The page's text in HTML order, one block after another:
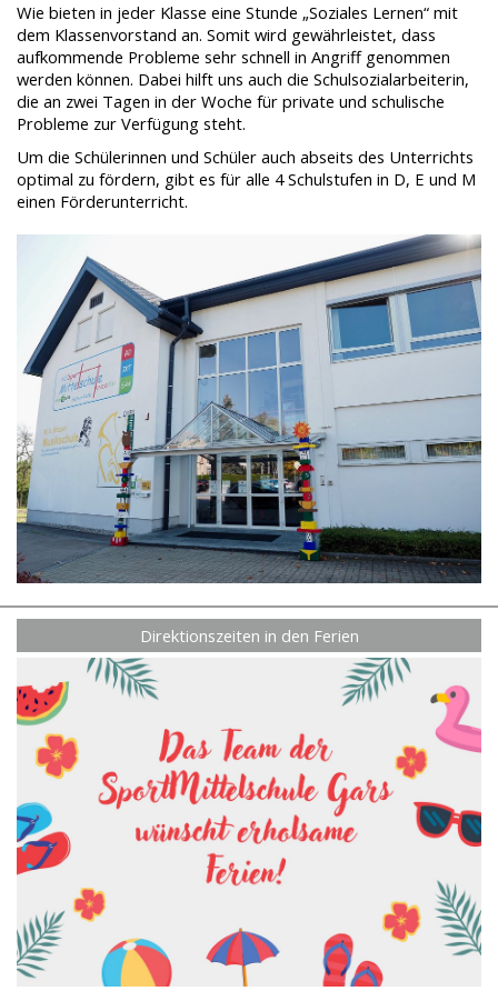
Wie bieten in jeder Klasse eine Stunde „Soziales Lernen“ mit
dem Klassenvorstand an. Somit wird gewährleistet, dass
aufkommende Probleme sehr schnell in Angriff genommen
werden können. Dabei hilft uns auch die Schulsozialarbeiterin,
die an zwei Tagen in der Woche für private und schulische
Probleme zur Verfügung steht.
Um die Schülerinnen und Schüler auch abseits des Unterrichts
optimal zu fördern, gibt es für alle 4 Schulstufen in D, E und M
einen Förderunterricht.
Direktionszeiten in den Ferien